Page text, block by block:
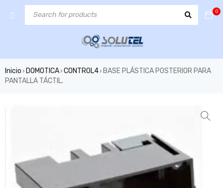
0
Inicio › DOMOTICA› CONTROL4› BASE PLÁSTICA POSTERIOR PARA
PANTALLA TÁCTIL.